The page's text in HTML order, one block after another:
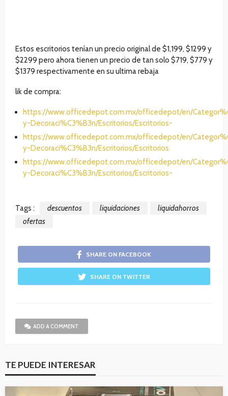
Estos escritorios tenían un precio original de $1,199, $1299 y
$2299 pero ahora tienen un precio de tan solo $719, $779 y
$1379 respectivamente en su ultima rebaja
lik de compra:
https://www.officedepot.com.mx/officedepot/en/
y-Decoraci%C3%B3n/Escritorios/Escritorios-
https://www.officedepot.com.mx/officedepot/en/
y-Decoraci%C3%B3n/Escritorios/Escritorios
https://www.officedepot.com.mx/officedepot/en/
y-Decoraci%C3%B3n/Escritorios/Escritorios-
Tags : descuentos liquidaciones
liquidahorros
ofertas
SHARE ON FACEBOOK
SHARE ON TWITTER
ADD A COMMENT
TE PUEDE INTERESAR